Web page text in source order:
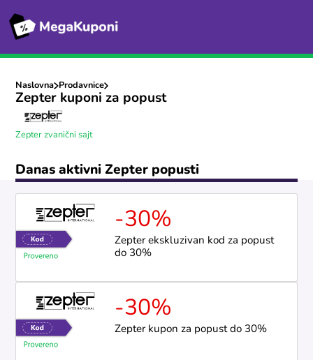
Naslovna Prodavnice
Zepter kuponi za popust
Zepter zvanični sajt
Danas aktivni Zepter popusti
-30%
Zepter ekskluzivan kod za popust
do 30%
-30%
Zepter kupon za popust do 30%